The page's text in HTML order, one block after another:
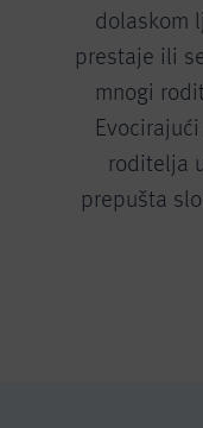
dolaskom
prestaje ili
mnogi
roditelja
prepušta